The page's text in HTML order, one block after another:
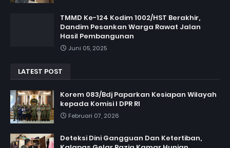
TMMD Ke-124 Kodim 1002/HST Berakhir,
Dandim Pesankan Warga Rawat Jalan
Hasil Pembangunan
Juni 05, 2025
LATEST POST
Korem 083/Bdj Paparkan Kesiapan Wilayah
kepada Komisi I DPR RI
Februari 07, 2026
Deteksi Dini Gangguan Dan Ketertiban,